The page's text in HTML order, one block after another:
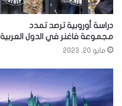
دراسة أوروبية ترصد تمدد
مجموعة فاغنر في الدول العربية
مايو 20, 2023